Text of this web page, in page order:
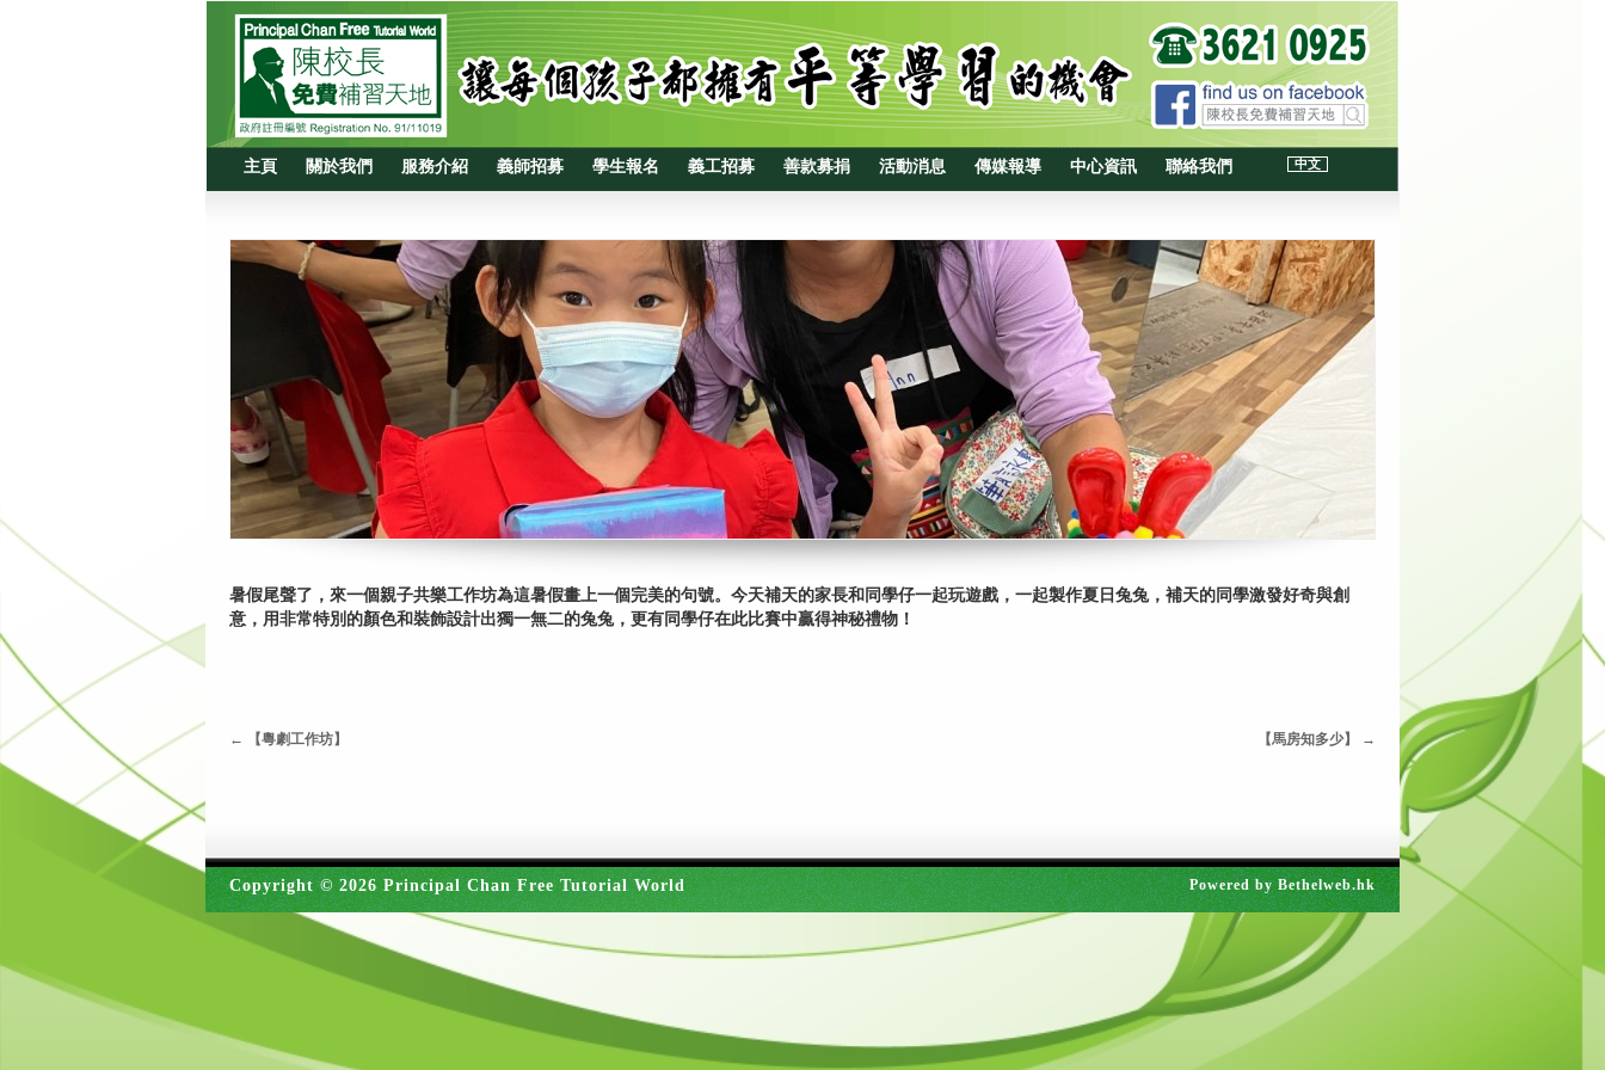
中文
主頁 關於我們 服務介紹 義師招募 學生報名 義工招募 善款募捐 活動消息 傳媒報導 中心資訊 聯絡我們
暑假尾聲了，來一個親子共樂工作坊為這暑假畫上一個完美的句號。今天補天的家長和同學仔一起玩遊戲，一起製作夏日兔兔，補天的同學激發好奇與創
意，用非常特別的顏色和裝飾設計出獨一無二的兔兔，更有同學仔在此比賽中贏得神秘禮物！
← 【粵劇工作坊】 【馬房知多少】 →
Copyright © 2026 Principal Chan Free Tutorial World Powered byBethelweb.hk